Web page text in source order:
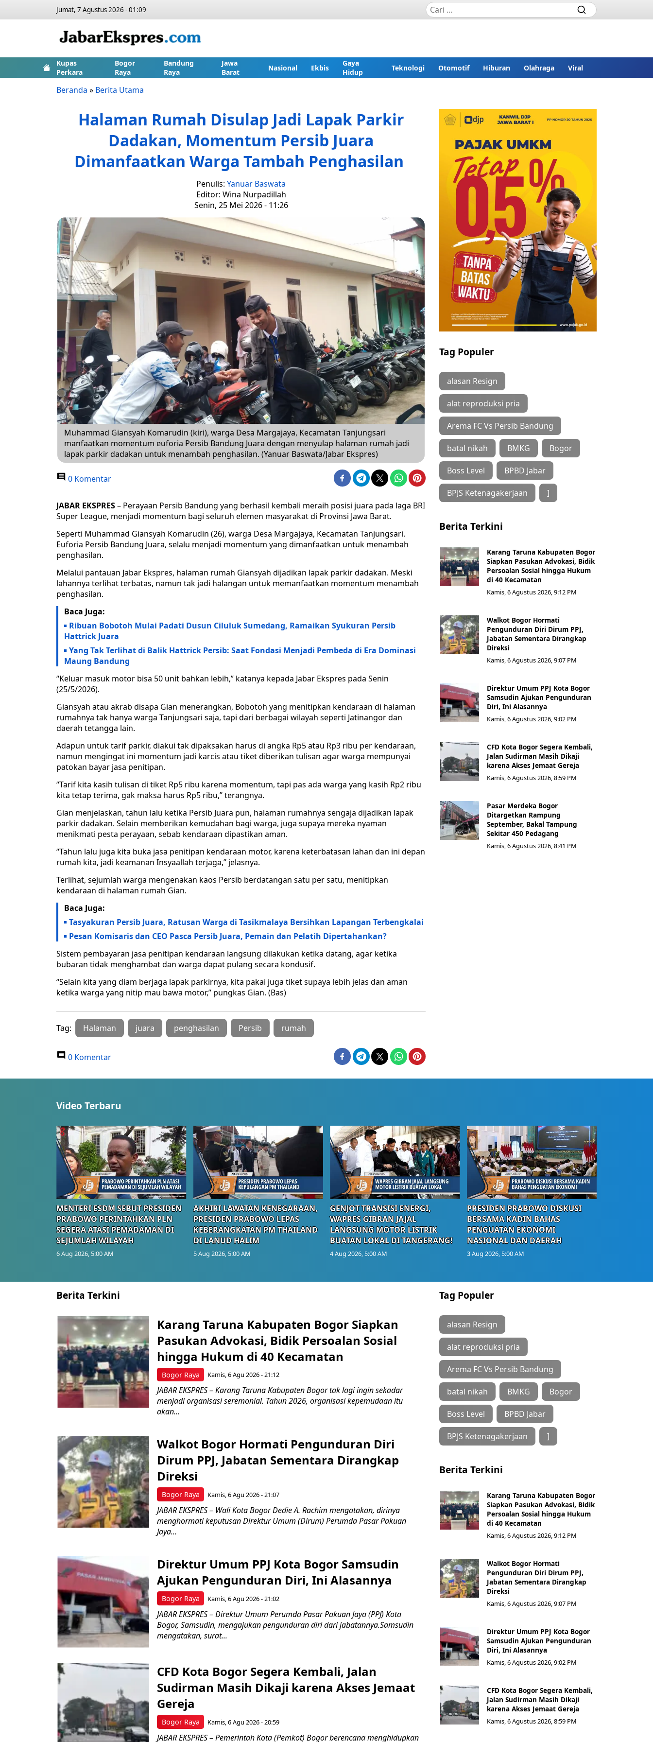
Jumat, 7 Agustus 2026 - 01:09
Kupas
Perkara
Bogor
Raya
Bandung
Raya
Jawa
Barat
Nasional Ekbis
Gaya
Hidup
Teknologi Otomotif Hiburan Olahraga Viral
Beranda » Berita Utama
Halaman Rumah Disulap Jadi Lapak Parkir
Dadakan, Momentum Persib Juara
Dimanfaatkan Warga Tambah Penghasilan
Penulis: Yanuar Baswata
Editor: Wina Nurpadillah
Senin, 25 Mei 2026 - 11:26
Muhammad Giansyah Komarudin (kiri), warga Desa Margajaya, Kecamatan Tanjungsari
manfaatkan momentum euforia Persib Bandung Juara dengan menyulap halaman rumah jadi
lapak parkir dadakan untuk menambah penghasilan. (Yanuar Baswata/Jabar Ekspres)
0 Komentar
JABAR EKSPRES– Perayaan Persib Bandung yang berhasil kembali meraih posisi juara pada laga BRI
Super League, menjadi momentum bagi seluruh elemen masyarakat di Provinsi Jawa Barat.
Seperti Muhammad Giansyah Komarudin (26), warga Desa Margajaya, Kecamatan Tanjungsari.
Euforia Persib Bandung Juara, selalu menjadi momentum yang dimanfaatkan untuk menambah
penghasilan.
Melalui pantauan Jabar Ekspres, halaman rumah Giansyah dijadikan lapak parkir dadakan. Meski
lahannya terlihat terbatas, namun tak jadi halangan untuk memanfaatkan momentum menambah
penghasilan.
Baca Juga:
Ribuan Bobotoh Mulai Padati Dusun Ciluluk Sumedang, Ramaikan Syukuran Persib
Hattrick Juara
Yang Tak Terlihat di Balik Hattrick Persib: Saat Fondasi Menjadi Pembeda di Era Dominasi
Maung Bandung
“Keluar masuk motor bisa 50 unit bahkan lebih,” katanya kepada Jabar Ekspres pada Senin
(25/5/2026).
Giansyah atau akrab disapa Gian menerangkan, Bobotoh yang menitipkan kendaraan di halaman
rumahnya tak hanya warga Tanjungsari saja, tapi dari berbagai wilayah seperti Jatinangor dan
daerah tetangga lain.
Adapun untuk tarif parkir, diakui tak dipaksakan harus di angka Rp5 atau Rp3 ribu per kendaraan,
namun mengingat ini momentum jadi karcis atau tiket diberikan tulisan agar warga mempunyai
patokan bayar jasa penitipan.
“Tarif kita kasih tulisan di tiket Rp5 ribu karena momentum, tapi pas ada warga yang kasih Rp2 ribu
kita tetap terima, gak maksa harus Rp5 ribu,” terangnya.
Gian menjelaskan, tahun lalu ketika Persib Juara pun, halaman rumahnya sengaja dijadikan lapak
parkir dadakan. Selain memberikan kemudahan bagi warga, juga supaya mereka nyaman
menikmati pesta perayaan, sebab kendaraan dipastikan aman.
“Tahun lalu juga kita buka jasa penitipan kendaraan motor, karena keterbatasan lahan dan ini depan
rumah kita, jadi keamanan Insyaallah terjaga,” jelasnya.
Terlihat, sejumlah warga mengenakan kaos Persib berdatangan satu per satu, menitipkan
kendaraan di halaman rumah Gian.
Baca Juga:
Tasyakuran Persib Juara, Ratusan Warga di Tasikmalaya Bersihkan Lapangan Terbengkalai
Pesan Komisaris dan CEO Pasca Persib Juara, Pemain dan Pelatih Dipertahankan?
Sistem pembayaran jasa penitipan kendaraan langsung dilakukan ketika datang, agar ketika
bubaran tidak menghambat dan warga dapat pulang secara kondusif.
“Selain kita yang diam berjaga lapak parkirnya, kita pakai juga tiket supaya lebih jelas dan aman
ketika warga yang nitip mau bawa motor,” pungkas Gian. (Bas)
Tag: Halaman juara penghasilan Persib rumah
0 Komentar
Tag Populer
alasan Resign
alat reproduksi pria
Arema FC Vs Persib Bandung
batal nikah BMKG Bogor
Boss Level BPBD Jabar
BPJS Ketenagakerjaan ]
Berita Terkini
Karang Taruna Kabupaten Bogor
Siapkan Pasukan Advokasi, Bidik
Persoalan Sosial hingga Hukum
di 40 Kecamatan
Kamis, 6 Agustus 2026, 9:12 PM
Walkot Bogor Hormati
Pengunduran Diri Dirum PPJ,
Jabatan Sementara Dirangkap
Direksi
Kamis, 6 Agustus 2026, 9:07 PM
Direktur Umum PPJ Kota Bogor
Samsudin Ajukan Pengunduran
Diri, Ini Alasannya
Kamis, 6 Agustus 2026, 9:02 PM
CFD Kota Bogor Segera Kembali,
Jalan Sudirman Masih Dikaji
karena Akses Jemaat Gereja
Kamis, 6 Agustus 2026, 8:59 PM
Pasar Merdeka Bogor
Ditargetkan Rampung
September, Bakal Tampung
Sekitar 450 Pedagang
Kamis, 6 Agustus 2026, 8:41 PM
Video Terbaru
MENTERI ESDM SEBUT PRESIDEN
PRABOWO PERINTAHKAN PLN
SEGERA ATASI PEMADAMAN DI
SEJUMLAH WILAYAH
6 Aug 2026, 5:00 AM
AKHIRI LAWATAN KENEGARAAN,
PRESIDEN PRABOWO LEPAS
KEBERANGKATAN PM THAILAND
DI LANUD HALIM
5 Aug 2026, 5:00 AM
GENJOT TRANSISI ENERGI,
WAPRES GIBRAN JAJAL
LANGSUNG MOTOR LISTRIK
BUATAN LOKAL DI TANGERANG!
4 Aug 2026, 5:00 AM
PRESIDEN PRABOWO DISKUSI
BERSAMA KADIN BAHAS
PENGUATAN EKONOMI
NASIONAL DAN DAERAH
3 Aug 2026, 5:00 AM
Berita Terkini
Bogor Raya
Karang Taruna Kabupaten Bogor Siapkan
Pasukan Advokasi, Bidik Persoalan Sosial
hingga Hukum di 40 Kecamatan
Kamis, 6 Agu 2026 - 21:12
JABAR EKSPRES – Karang Taruna Kabupaten Bogor tak lagi ingin sekadar
menjadi organisasi seremonial. Tahun 2026, organisasi kepemudaan itu
akan...
Bogor Raya
Walkot Bogor Hormati Pengunduran Diri
Dirum PPJ, Jabatan Sementara Dirangkap
Direksi
Kamis, 6 Agu 2026 - 21:07
JABAR EKSPRES – Wali Kota Bogor Dedie A. Rachim mengatakan, dirinya
menghormati keputusan Direktur Umum (Dirum) Perumda Pasar Pakuan
Jaya...
Bogor Raya
Direktur Umum PPJ Kota Bogor Samsudin
Ajukan Pengunduran Diri, Ini Alasannya
Kamis, 6 Agu 2026 - 21:02
JABAR EKSPRES – Direktur Umum Perumda Pasar Pakuan Jaya (PPJ) Kota
Bogor, Samsudin, mengajukan pengunduran diri dari jabatannya.Samsudin
mengatakan, surat...
Bogor Raya
CFD Kota Bogor Segera Kembali, Jalan
Sudirman Masih Dikaji karena Akses Jemaat
Gereja
Kamis, 6 Agu 2026 - 20:59
JABAR EKSPRES – Pemerintah Kota (Pemkot) Bogor berencana menghidupkan
Tag Populer
alasan Resign
alat reproduksi pria
Arema FC Vs Persib Bandung
batal nikah BMKG Bogor
Boss Level BPBD Jabar
BPJS Ketenagakerjaan ]
Berita Terkini
Karang Taruna Kabupaten Bogor
Siapkan Pasukan Advokasi, Bidik
Persoalan Sosial hingga Hukum
di 40 Kecamatan
Kamis, 6 Agustus 2026, 9:12 PM
Walkot Bogor Hormati
Pengunduran Diri Dirum PPJ,
Jabatan Sementara Dirangkap
Direksi
Kamis, 6 Agustus 2026, 9:07 PM
Direktur Umum PPJ Kota Bogor
Samsudin Ajukan Pengunduran
Diri, Ini Alasannya
Kamis, 6 Agustus 2026, 9:02 PM
CFD Kota Bogor Segera Kembali,
Jalan Sudirman Masih Dikaji
karena Akses Jemaat Gereja
Kamis, 6 Agustus 2026, 8:59 PM